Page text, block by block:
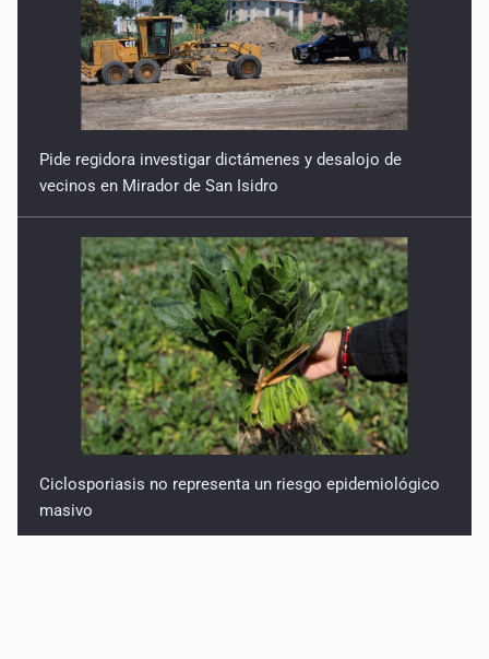
Pide regidora investigar dictámenes y desalojo de
vecinos en Mirador de San Isidro
Ciclosporiasis no representa un riesgo epidemiológico
masivo